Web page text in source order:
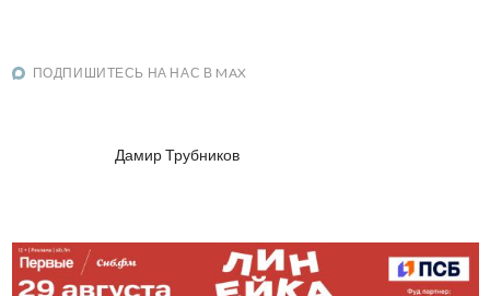
ПОДПИШИТЕСЬ НА НАС В MAX
Дамир Трубников